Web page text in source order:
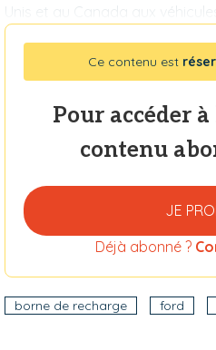
Unis et au Canada aux
Ce contenu est
Pour accéder
contenu
JE
Déjà abonné ?
borne de recharge ford